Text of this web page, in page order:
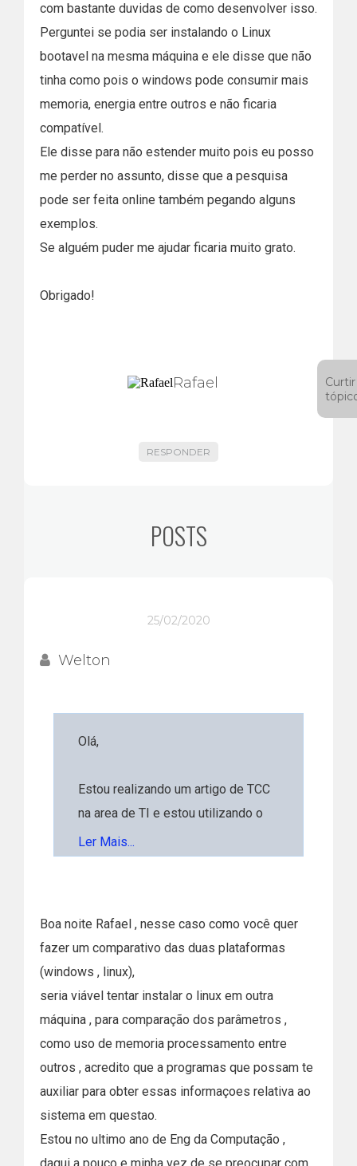
com bastante duvidas de como desenvolver isso.
Perguntei se podia ser instalando o Linux
bootavel na mesma máquina e ele disse que não
tinha como pois o windows pode consumir mais
memoria, energia entre outros e não ficaria
compatível.
Ele disse para não estender muito pois eu posso
me perder no assunto, disse que a pesquisa
pode ser feita online também pegando alguns
exemplos.
Se alguém puder me ajudar ficaria muito grato.
Obrigado!
Rafael
Curtir
RESPONDER
POSTS
25/02/2020
Welton
Olá,
Estou realizando um artigo de TCC
na area de TI e estou utilizando o
tema "ANALISE COMPARATIVA
DOS SISTEMAS OPERACIONAIS
orientador informou que eu preciso
fazer uma comparação de
parâmetros técnicos e estou com
bastante duvidas de como
desenvolver isso. Perguntei se
podia ser instalando o Linux
bootavel na mesma máquina e ele
disse que não tinha como pois o
windows pode consumir mais
memoria, energia entre outros e não
Ler Mais...
Boa noite Rafael , nesse caso como você quer
fazer um comparativo das duas plataformas
(windows , linux),
seria viável tentar instalar o linux em outra
máquina , para comparação dos parâmetros ,
como uso de memoria processamento entre
outros , acredito que a programas que possam te
auxiliar para obter essas informaçoes relativa ao
sistema em questao.
Estou no ultimo ano de Eng da Computação ,